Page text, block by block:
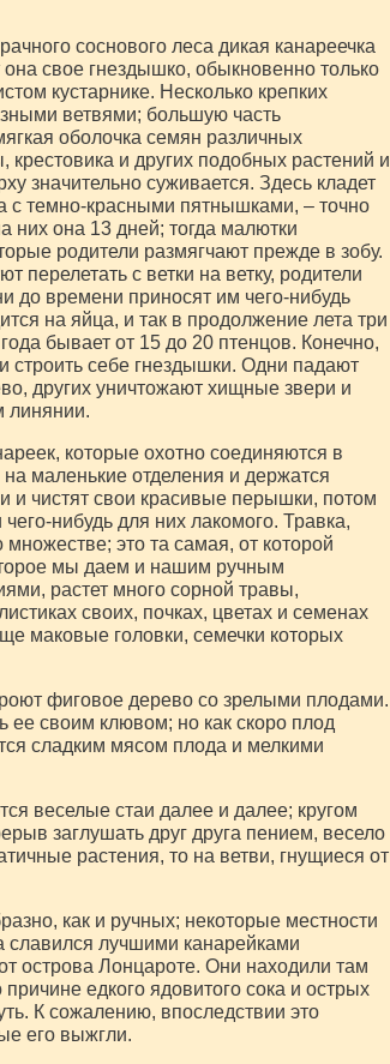
соснового леса дикая канареечка
свое гнездышко, обыкновенно только
кустарнике. Несколько крепких
ветвями; большую часть
оболочка семян различных
и других подобных растений и
значительно суживается. Здесь кладет
с темно-красными пятнышками, – точно
них она 13 дней; тогда малютки
родители размягчают прежде в зобу.
перелетать с ветки на ветку, родители
до времени приносят им чего-нибудь
на яйца, и так в продолжение лета три
бывает от 15 до 20 птенцов. Конечно,
строить себе гнездышки. Одни падают
других уничтожают хищные звери и
линянии.
которые охотно соединяются в
маленькие отделения и держатся
и чистят свои красивые перышки, потом
нибудь для них лакомого. Травка,
это та самая, от которой
мы даем и нашим ручным
растет много сорной травы,
своих, почках, цветах и семенах
маковые головки, семечки которых
фиговое дерево со зрелыми плодами.
ее своим клювом; но как скоро плод
сладким мясом плода и мелкими
веселые стаи далее и далее; кругом
заглушать друг друга пением, весело
растения, то на ветви, гнущиеся от
как и ручных; некоторые местности
славился лучшими канарейками
острова Лонцароте. Они находили там
едкого ядовитого сока и острых
К сожалению, впоследствии это
его выжгли.